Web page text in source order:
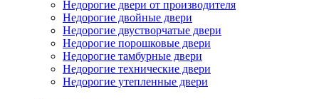
Недорогие двери от производителя
Недорогие двойные двери
Недорогие двустворчатые двери
Недорогие порошковые двери
Недорогие тамбурные двери
Недорогие технические двери
Недорогие утепленные двери